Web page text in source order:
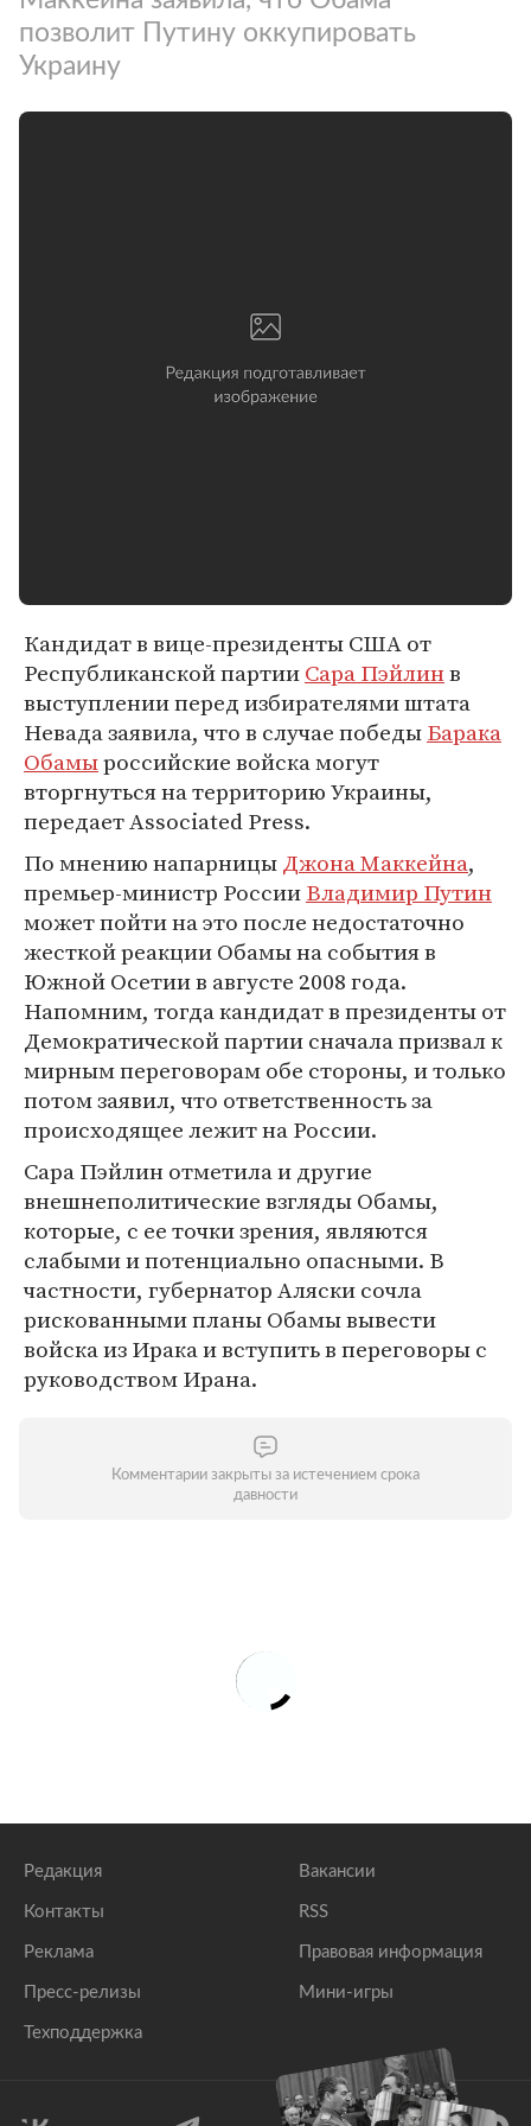
позволит Путину оккупировать
Украину
Кандидат в вице-президенты США от
Республиканской партииСара Пэйлинв
выступлении перед избирателями штата
Невада заявила, что в случае победыБарака
Обамыроссийские войска могут
вторгнуться на территорию Украины,
передает Associated Press.
По мнению напарницыДжона Маккейна,
премьер-министр РоссииВладимир Путин
может пойти на это после недостаточно
жесткой реакции Обамы на события в
Южной Осетии в августе 2008 года.
Напомним, тогда кандидат в президенты от
Демократической партии сначала призвал к
мирным переговорам обе стороны, и только
потом заявил, что ответственность за
происходящее лежит на России.
Сара Пэйлин отметила и другие
внешнеполитические взгляды Обамы,
которые, с ее точки зрения, являются
слабыми и потенциально опасными. В
частности, губернатор Аляски сочла
рискованными планы Обамы вывести
войска из Ирака и вступить в переговоры с
руководством Ирана.
Комментарии закрыты за истечением срока
давности
Редакция
Контакты
Реклама
Пресс-релизы
Техподдержка
Вакансии
RSS
Правовая информация
Мини-игры